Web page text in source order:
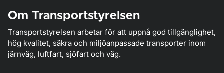
Om Transportstyrelsen
Transportstyrelsen arbetar för att uppnå god tillgänglighet,
hög kvalitet, säkra och miljöanpassade transporter inom
järnväg, luftfart, sjöfart och väg.